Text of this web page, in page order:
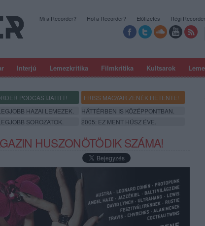
Interjú Lemezkritika Filmkritika Kultsarok
Mi a Recorder? Hol a Recorder? Előfizetés Régi
PODCASTJAI ITT!
FRISS MAGYAR ZENÉK HETENTE!
HAZAI LEMEZEK.
HÁTTÉRBEN IS KÖZÉPPONTBAN.
SOROZATOK. 2005: EZ MENT HÚSZ ÉVE.
HUSZONÖTÖDIK SZÁMA!